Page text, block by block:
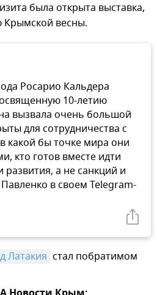
была открыта выставка,
Крымской весны.
Росарио Кальдера
10-летию
вызвала очень большой
для сотрудничества с
какой бы точке мира они
кто готов вместе идти
развития, а не санкций и
в своем Telegram-
Латакия стал побратимом